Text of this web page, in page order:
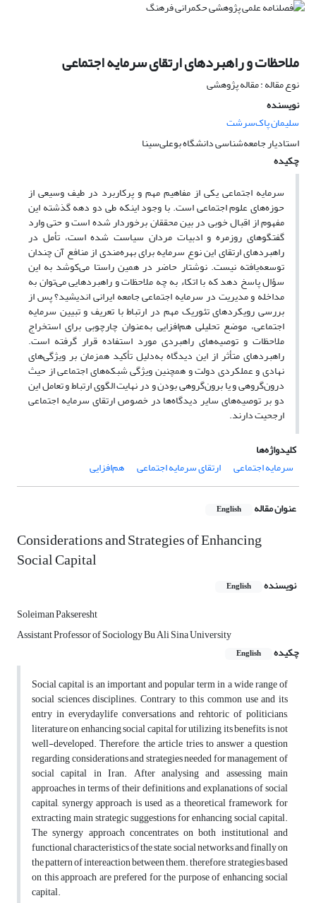
ملاحظات و راهبردهای ارتقای سرمایه اجتماعی
نوع مقاله : مقاله پژوهشی
نویسنده
سلیمان پاک‌سرشت
استادیار جامعه‌شناسی دانشگاه بوعلی‌سینا
چکیده
سرمایه اجتماعی یکی از مفاهیم مهم و پرکاربرد در طیف وسیعی از
حوزه‌های علوم اجتماعی است. با وجود اینکه طی دو دهه گذشته این
مفهوم از اقبال خوبی در بین محققان برخوردار شده است و حتی وارد
گفتگو‌های روزمره و ادبیات مردان سیاست شده است، تأمل در
راهبرد‌های ارتقای این نوع سرمایه برای بهره‌مندی از منافع آن چندان
توسعه‌یافته نیست. نوشتار حاضر در همین راستا می‌کوشد به این
سؤال پاسخ دهد که با اتکاء به چه ملاحظات و راهبردهایی می‌توان به
مداخله و مدیریت در سرمایه اجتماعی جامعه ایرانی اندیشید؟ پس از
بررسی رویکردهای تئوریک مهم در ارتباط با تعریف و تبیین سرمایه‌
اجتماعی، موضع تحلیلی هم‌افزایی به‌عنوان چارچوبی برای استخراج
ملاحظات و توصیه‌های راهبردی مورد استفاده قرار گرفته است.
راهبردهای متأثر از این دیدگاه به‌دلیل تأکید همزمان بر ویژگی‌های
نهادی و عملکردی دولت و همچنین ویژگی شبکه‌های اجتماعی از حیث
درون‌گروهی و یا برون‌گروهی بودن و در نهایت الگوی ارتباط و تعامل این
دو بر توصیه‌های سایر دیدگاه‌ها در خصوص ارتقای سرمایه‌ اجتماعی
ارجحیت دارند.
کلیدواژه‌ها
سرمایه اجتماعی
ارتقای سرمایه اجتماعی هم‌افزایی
عنوان مقاله English
Considerations and Strategies of Enhancing
Social Capital
نویسنده English
Soleiman Pakseresht
Assistant Professor of Sociology Bu Ali Sina University
چکیده
English
Social capital is an important and popular term in a wide range of
social sciences disciplines. Contrary to this common use and its
entry in everydaylife conversations and rehtoric of politicians,
literature on enhancing social capital for utilizing its benefits is not
well-developed. Therefore, the article tries to answer a question
regarding considerations and strategies needed for management of
social capital in Iran. After analysing and assessing main
approaches in terms of their definitions and explanations of social
capital, synergy approach is used as a theoretical framework for
extracting main strategic suggestions for enhancing social capital.
The synergy approach concentrates on both institutional and
functional characteristics of the state, social networks and finally on
the pattern of intereaction between them. therefore, strategies based
on this approach are prefered for the purpose of enhancing social
capital.